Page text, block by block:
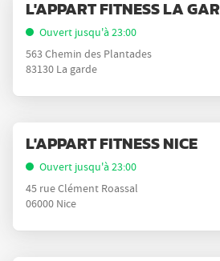
sur
touche
ENTRÉE
plus
informations
Point
de
:
L'APPART FITNESS LA
Ouvert jusqu'à 23:00
563 Chemin des Plantades
83130 La garde
sur
touche
ENTRÉE
Point
de
:
L'APPART FITNESS NICE
Ouvert jusqu'à 23:00
45 rue Clément Roassal
06000 Nice